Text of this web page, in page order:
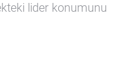
lider konumunu